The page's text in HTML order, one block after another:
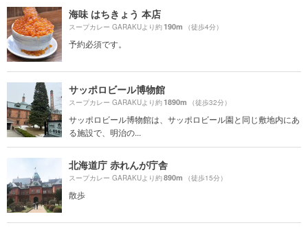
海味 はちきょう 本店
スープカレー GARAKUより約190m （徒歩4分）
予約必須です。
サッポロビール博物館
スープカレー GARAKUより約1890m （徒歩32分）
サッポロビール博物館は、サッポロビール園と同じ敷地内にあ
る施設で、明治の...
北海道庁 赤れんが庁舎
スープカレー GARAKUより約890m （徒歩15分）
散歩